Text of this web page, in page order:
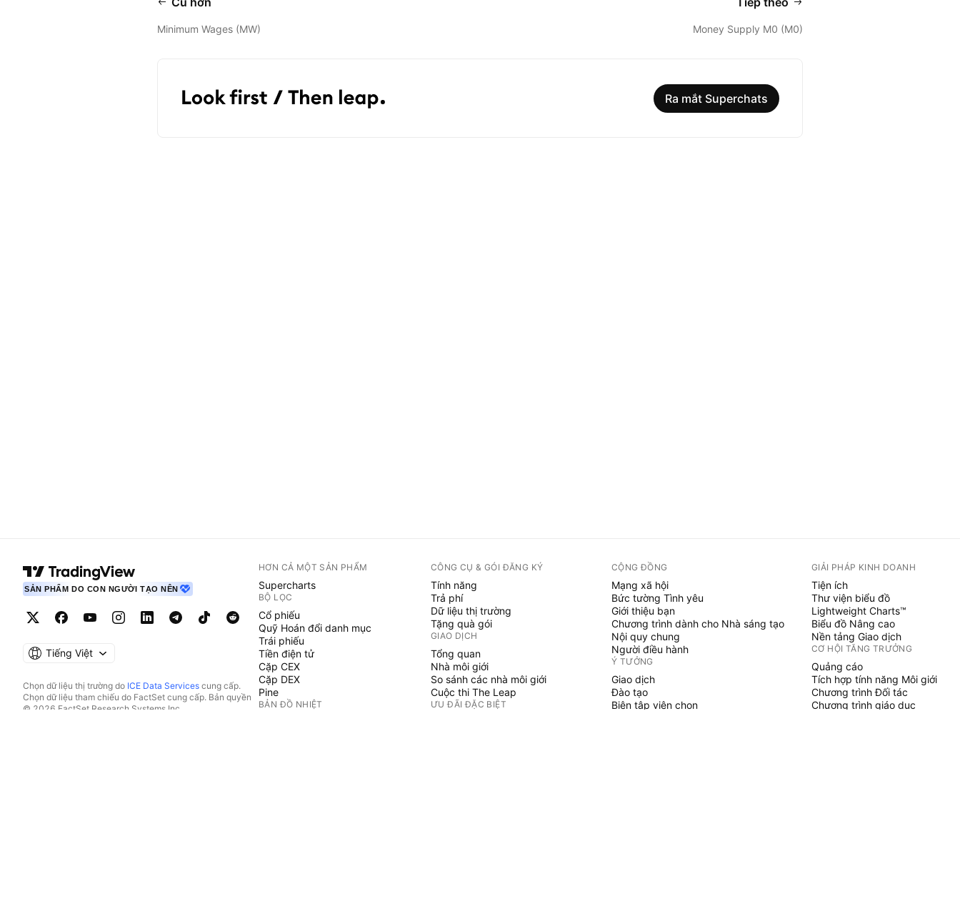
Minimum Wages (MW) Money Supply M0 (M0)
Ra mắt Superchats
SẢN PHẨM DO CON NGƯỜI TẠO NÊN
Tiếng Việt
Chọn dữ liệu thị trường do ICE Data Services cung cấp.
Chọn dữ liệu tham chiếu do FactSet cung cấp. Bản quyền
© 2026 FactSet Research Systems Inc.
HƠN CẢ MỘT SẢN PHẨM
Supercharts
BỘ LỌC
Cổ phiếu
Quỹ Hoán đổi danh mục
Trái phiếu
Tiền điện tử
Cặp CEX
Cặp DEX
Pine
BẢN ĐỒ NHIỆT
CÔNG CỤ & GÓI ĐĂNG KÝ
Tính năng
Trả phí
Dữ liệu thị trường
Tặng quà gói
GIAO DỊCH
Tổng quan
Nhà môi giới
So sánh các nhà môi giới
Cuộc thi The Leap
ƯU ĐÃI ĐẶC BIỆT
CỘNG ĐỒNG
Mạng xã hội
Bức tường Tình yêu
Giới thiệu bạn
Chương trình dành cho Nhà sáng tạo
Nội quy chung
Người điều hành
Ý TƯỞNG
Giao dịch
Đào tạo
Biên tập viên chọn
GIẢI PHÁP KINH DOANH
Tiện ích
Thư viện biểu đồ
Lightweight Charts™
Biểu đồ Nâng cao
Nền tảng Giao dịch
CƠ HỘI TĂNG TRƯỞNG
Quảng cáo
Tích hợp tính năng Môi giới
Chương trình Đối tác
Chương trình giáo dục